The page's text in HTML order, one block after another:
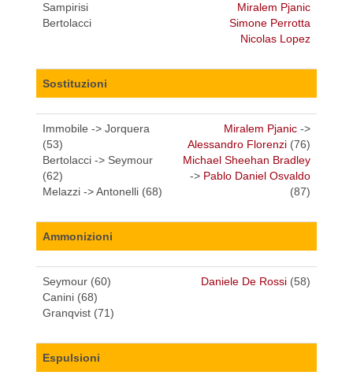
Sampirisi
Bertolacci
Miralem Pjanic
Simone Perrotta
Nicolas Lopez
Sostituzioni
Immobile -> Jorquera
(53)
Bertolacci -> Seymour
(62)
Melazzi -> Antonelli (68)
Miralem Pjanic ->
Alessandro Florenzi (76)
Michael Sheehan Bradley
-> Pablo Daniel Osvaldo
(87)
Ammonizioni
Seymour (60)
Canini (68)
Granqvist (71)
Daniele De Rossi (58)
Espulsioni